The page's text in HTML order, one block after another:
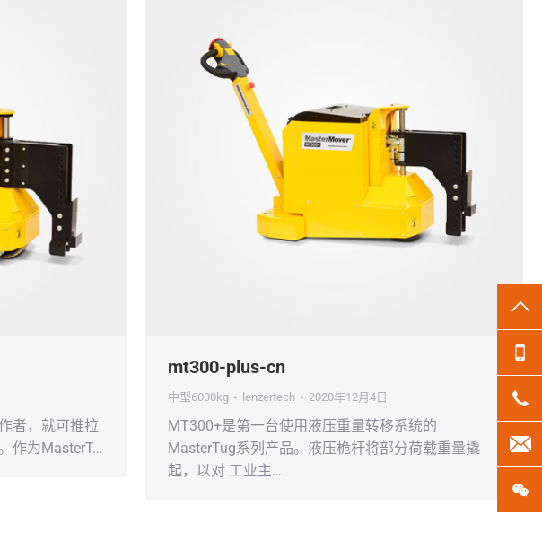
者，就可推拉
作为MasterT…
mt300-plus-cn
中型6000kg lenzertech 2020年12月4日
MT300+是第一台使用液压重量转移系统的
MasterTug系列产品。液压桅杆将部分荷载重量撬
起，以对 工业主…
微